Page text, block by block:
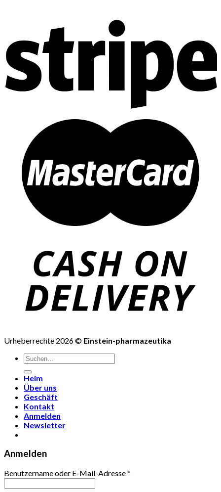
Urheberrechte 2026 © Einstein-pharmazeutika
Suchen
nach:
Heim
Über uns
Geschäft
Kontakt
Anmelden
Newsletter
Anmelden
Benutzername oder E-Mail-Adresse*